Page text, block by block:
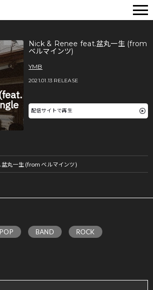
Nick & Renee feat.盆丸一生 (from
ベルマインツ)
YMB
2021.01.13 RELEASE
配信サイトで再生
丸一生 (from ベルマインツ)
BAND ROCK